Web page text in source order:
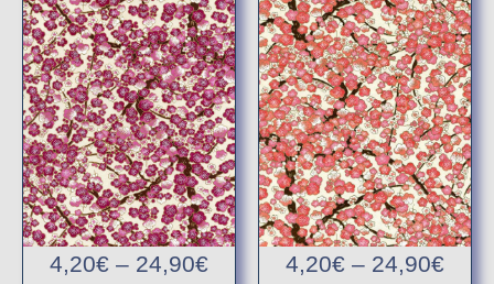
4,20€ – 24,90€ 4,20€ – 24,90€